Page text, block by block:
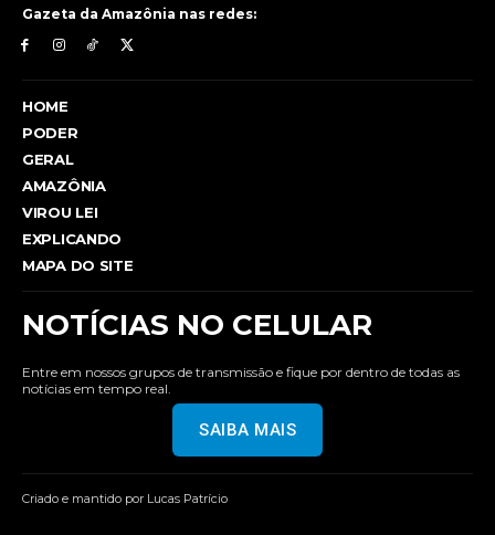
Gazeta da Amazônia nas redes:
HOME
PODER
GERAL
AMAZÔNIA
VIROU LEI
EXPLICANDO
MAPA DO SITE
NOTÍCIAS NO CELULAR
Entre em nossos grupos de transmissão e fique por dentro de todas as
notícias em tempo real.
SAIBA MAIS
Criado e mantido por Lucas Patrício